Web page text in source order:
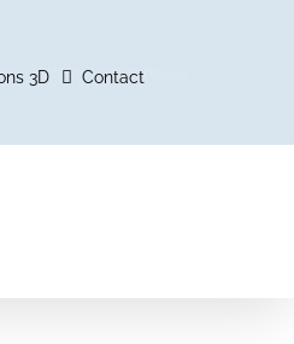
3D Contact
Kitchen – Glamhouse